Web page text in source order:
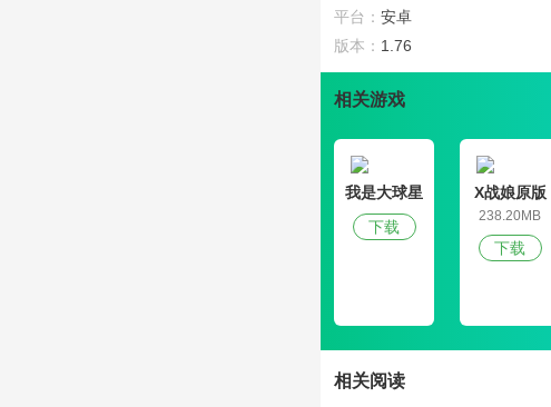
1.超级震撼的比赛，指尖微动设计，
3.参加各种多人对决，以中和，拿起
冰峰传奇失落合成版1.76版多样性
层的封魔塔能够获得更加丰厚经验奖
平台： 安卓
版本： 1.76
相关游戏
我是大球星
下载
X战娘原版
238.20MB
下载
相关阅读